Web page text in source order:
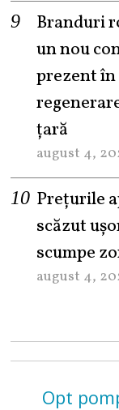
Branduri
un nou
prezent în
țară
august 4,
Prețurile
scăzut
scumpe
august 4,
Opt